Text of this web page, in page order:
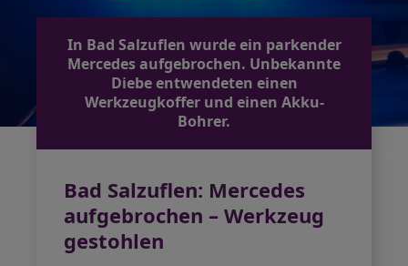
In Bad Salzuflen wurde ein parkender
Mercedes aufgebrochen. Unbekannte
Diebe entwendeten einen
Werkzeugkoffer und einen Akku-
Bohrer.
Bad Salzuflen: Mercedes
aufgebrochen – Werkzeug
gestohlen